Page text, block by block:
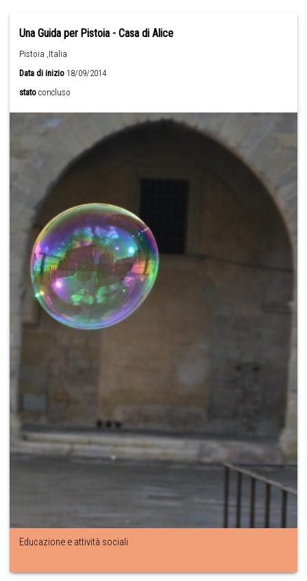
Una Guida per Pistoia - Casa di Alice
Pistoia ,Italia
Data di inizio 18/09/2014
stato concluso
Educazione e attività sociali